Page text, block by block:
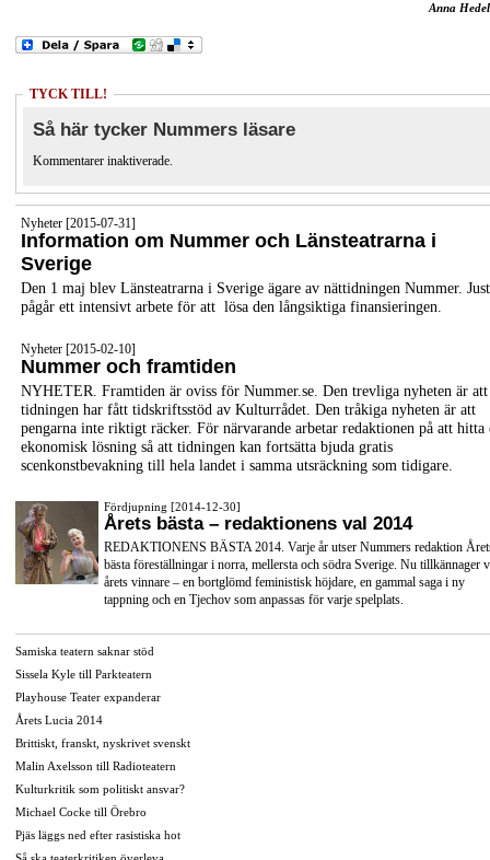
Anna
TYCK TILL!
Så här tycker Nummers läsare
Kommentarer inaktiverade.
Nyheter [2015-07-31]
Information om Nummer och Länsteatrarna i
Sverige
Den 1 maj blev Länsteatrarna i Sverige ägare av nättidningen Nummer.
pågår ett intensivt arbete för att lösa den långsiktiga finansieringen.
Nyheter [2015-02-10]
Nummer och framtiden
NYHETER. Framtiden är oviss för Nummer.se. Den trevliga nyheten är att
tidningen har fått tidskriftsstöd av Kulturrådet. Den tråkiga nyheten är att
pengarna inte riktigt räcker. För närvarande arbetar redaktionen på att hitta
ekonomisk lösning så att tidningen kan fortsätta bjuda gratis
scenkonstbevakning till hela landet i samma utsräckning som tidigare.
Fördjupning [2014-12-30]
Årets bästa – redaktionens val 2014
REDAKTIONENS BÄSTA 2014. Varje år utser Nummers redaktion
bästa föreställningar i norra, mellersta och södra Sverige. Nu tillkännager
årets vinnare – en bortglömd feministisk höjdare, en gammal saga i ny
tappning och en Tjechov som anpassas för varje spelplats.
Samiska teatern saknar stöd
Sissela Kyle till Parkteatern
Playhouse Teater expanderar
Årets Lucia 2014
Brittiskt, franskt, nyskrivet svenskt
Malin Axelsson till Radioteatern
Kulturkritik som politiskt ansvar?
Michael Cocke till Örebro
Pjäs läggs ned efter rasistiska hot